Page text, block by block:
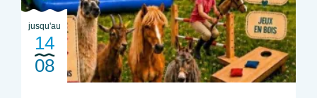
jusqu'au
14
08